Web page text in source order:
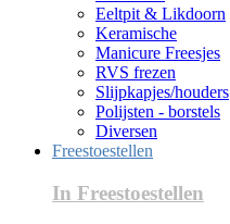
Eeltpit & Likdoorn
Keramische
Manicure Freesjes
RVS frezen
Slijpkapjes/houders
Polijsten - borstels
Diversen
Freestoestellen
In Freestoestellen